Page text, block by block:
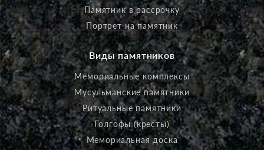
Памятник в рассрочку
Портрет на памятник
Виды памятников
Мемориальные комплексы
Мусульманские памятники
Ритуальные памятники
Голгофы (кресты)
Мемориальная доска